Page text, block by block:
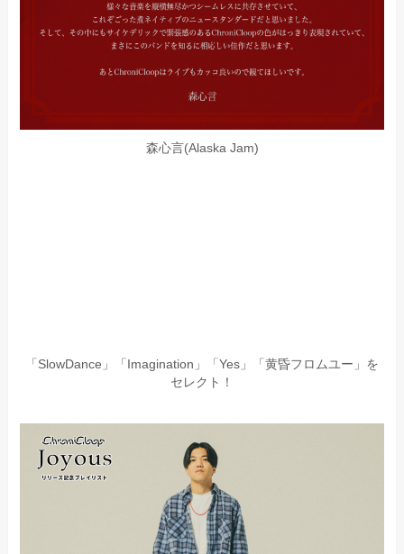
森心言(Alaska Jam)
「SlowDance」「Imagination」「Yes」「黄昏フロムユー」を
セレクト！